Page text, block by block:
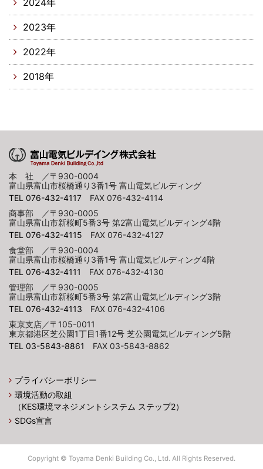
2024年
2023年
2022年
2018年
本 社 ／〒930-0004
富山県富山市桜橋通り3番1号 富山電気ビルディング
TEL 076-432-4117 FAX 076-432-4114
商事部 ／〒930-0005
富山県富山市新桜町5番3号 第2富山電気ビルディング4階
TEL 076-432-4115 FAX 076-432-4127
食堂部 ／〒930-0004
富山県富山市桜橋通り3番1号 富山電気ビルディング4階
TEL 076-432-4111
FAX 076-432-4130
管理部 ／〒930-0005
富山県富山市新桜町5番3号 第2富山電気ビルディング3階
TEL 076-432-4113 FAX 076-432-4106
東京支店／〒105-0011
東京都港区芝公園1丁目1番12号 芝公園電気ビルディング5階
TEL 03-5843-8861
FAX 03-5843-8862
プライバシーポリシー
環境活動の取組
（KES環境マネジメントシステム ステップ2）
SDGs宣言
Copyright © Toyama Denki Building Co., Ltd. All Rights Reserved.